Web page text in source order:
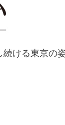
ける東京の